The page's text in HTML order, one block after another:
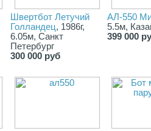
Швертбот Летучий
Голландец, 1986г,
6.05м, Санкт
Петербург
300 000 руб
АЛ-550
5.5м,
399 000